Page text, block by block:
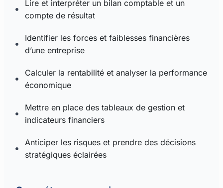
Lire et interpréter un bilan comptable et un
compte de résultat
Identifier les forces et faiblesses financières
d’une entreprise
Calculer la rentabilité et analyser la performance
économique
Mettre en place des tableaux de gestion et
indicateurs financiers
Anticiper les risques et prendre des décisions
stratégiques éclairées